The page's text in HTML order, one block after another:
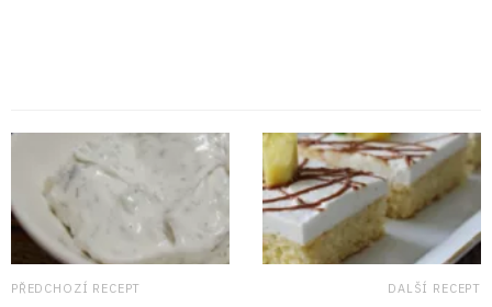
PŘEDCHOZÍ RECEPT DALŠÍ RECEPT